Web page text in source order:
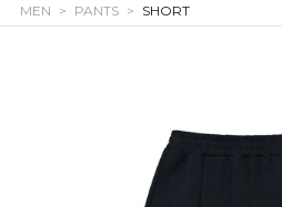
MEN PANTS SHORT